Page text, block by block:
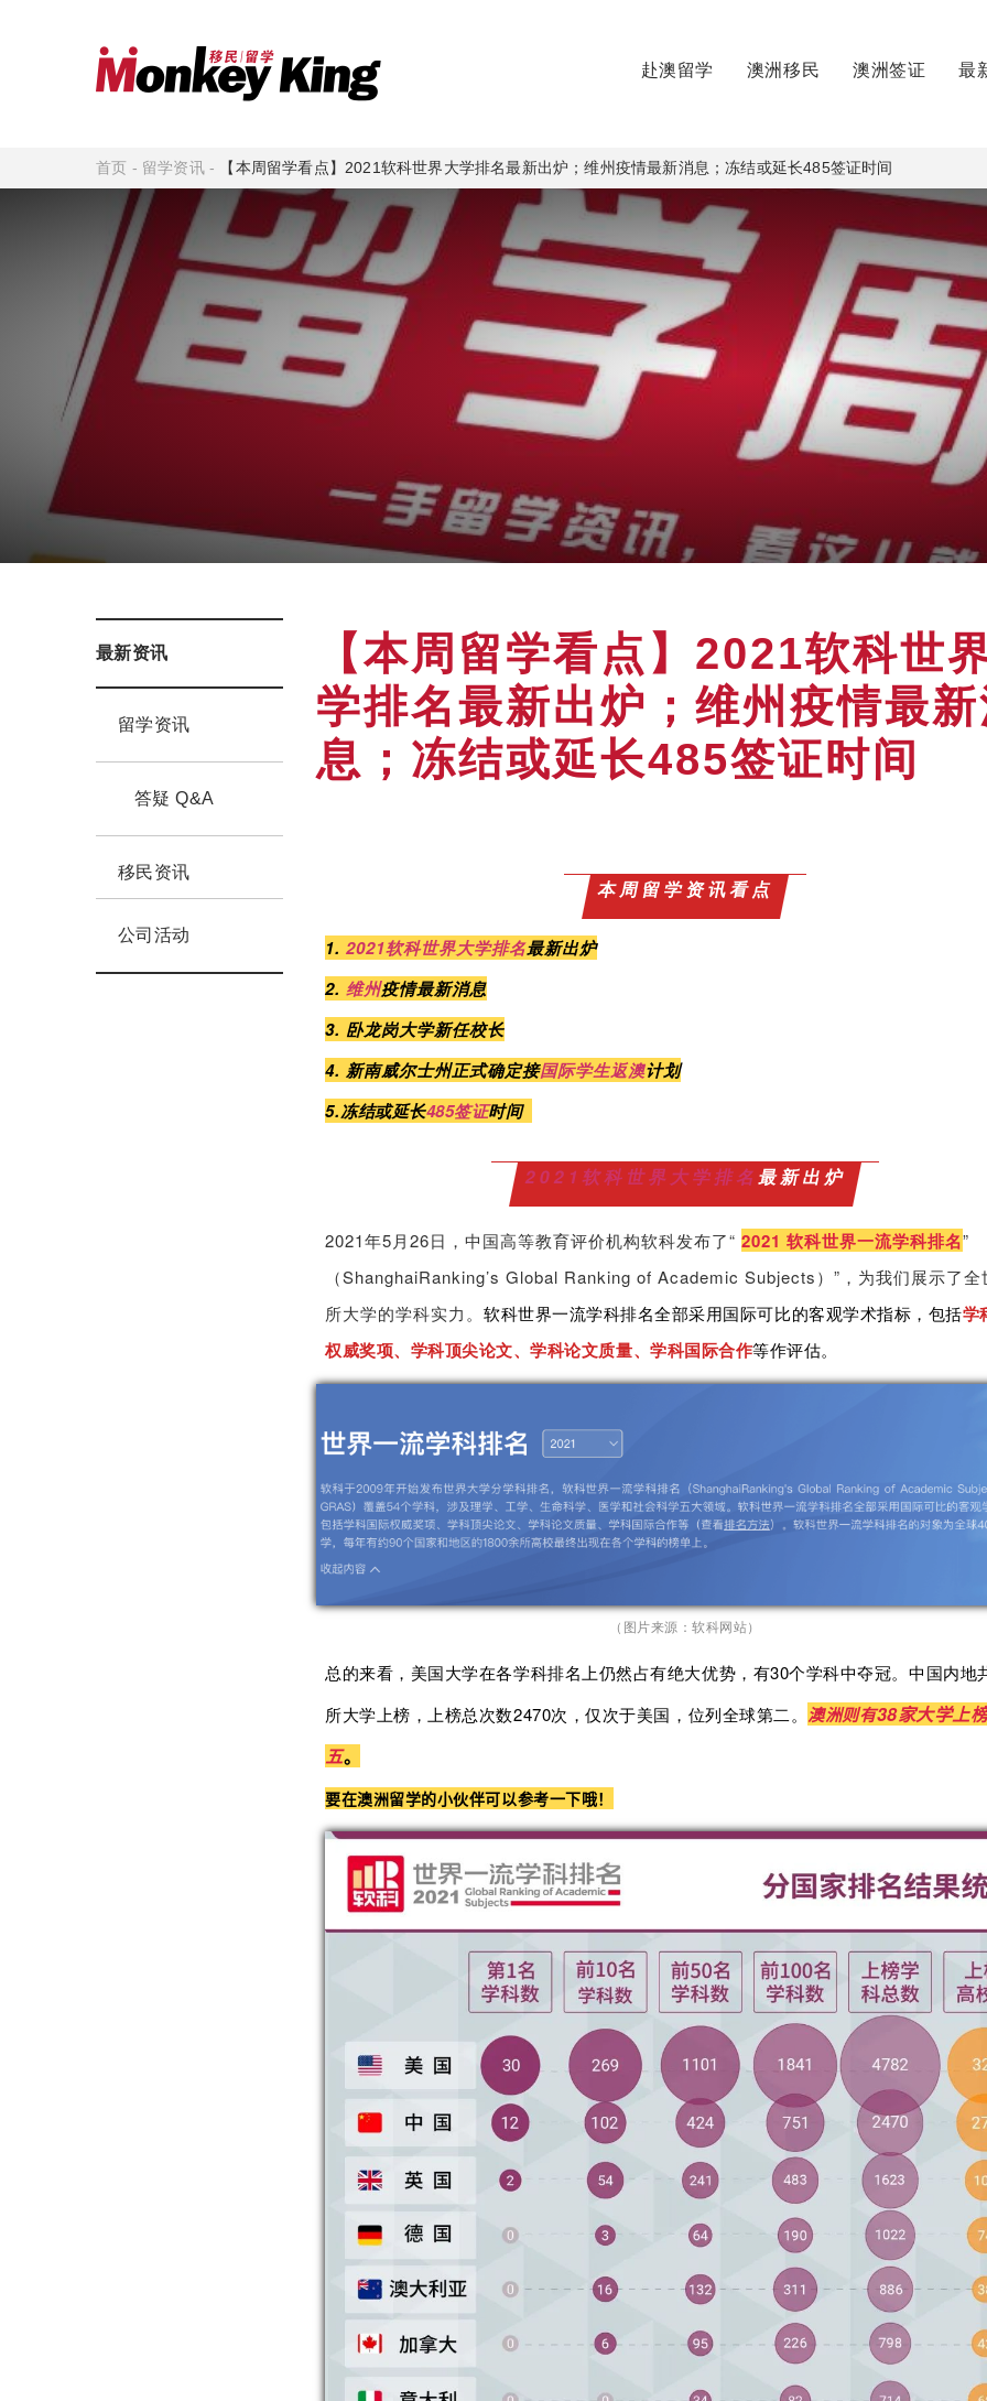
赴澳留学 澳洲移民 澳洲签证 最
首页 - 留学资讯- 【本周留学看点】2021软科世界大学排名最新出炉；维州疫情最新消息；冻结或延长485签证时间
最新资讯
留学资讯
答疑 Q&A
移民资讯
公司活动
【本周留学看点】2021软科世
学排名最新出炉；维州疫情最
息；冻结或延长485签证时间
本周留学资讯看点
1. 2021软科世界大学排名最新出炉
2. 维州疫情最新消息
3. 卧龙岗大学新任校长
4. 新南威尔士州正式确定接国际学生返澳计划
5.冻结或延长485签证时间
2021软科世界大学排名最新出炉
2021年5月26日，中国高等教育评价机构软科发布了“ 2021 软科世界一流学科排名”
（ShanghaiRanking’s Global Ranking of Academic Subjects）”， 为我们展示了全
所大学的学科实力。
软科世界一流学科排名全部采用国际可比的客观学术指标，包括学
权威奖项、学科顶尖论文、学科论文质量、学科国际合作等作评估。
（图片来源：软科网站）
总的来看，美国大学在各学科排名上仍然占有绝大优势，有30个学科中夺冠。中国内地
所大学上榜，上榜总次数2470次，仅次于美国，位列全球第二。 澳洲则有38家大学上
五。
要在澳洲留学的小伙伴可以参考一下哦！